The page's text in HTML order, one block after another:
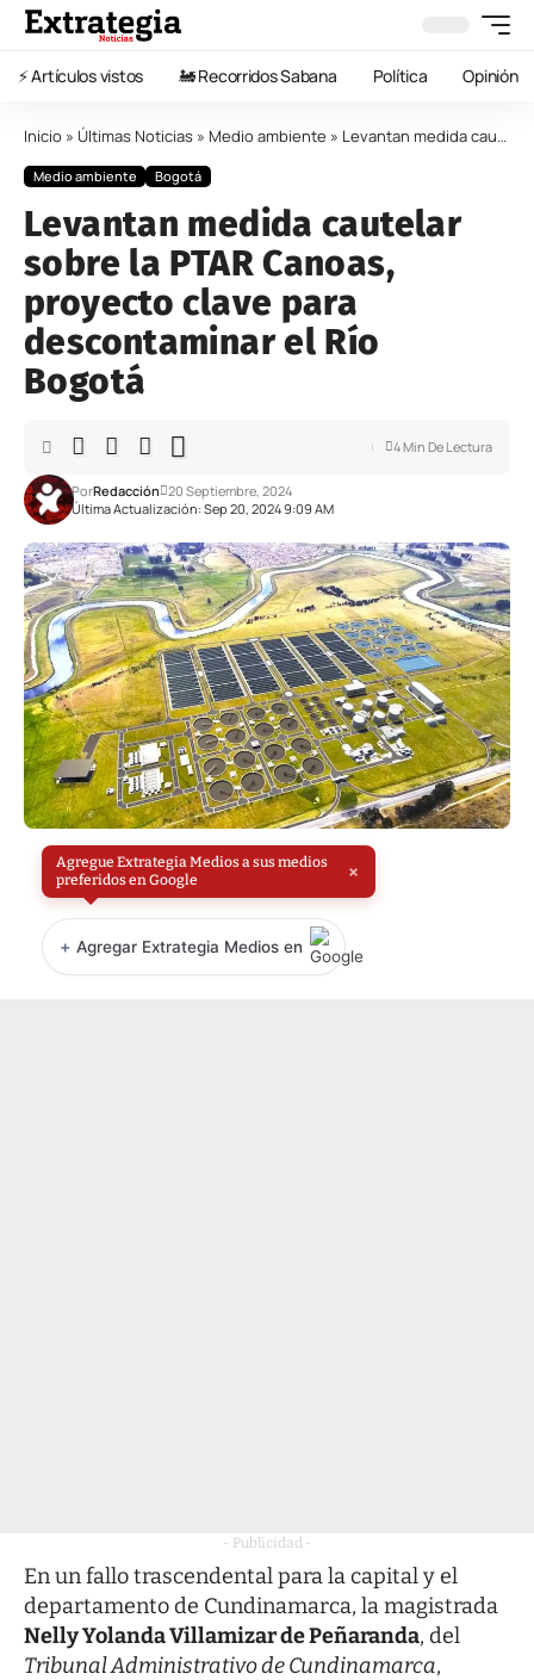
⚡️ Artículos vistos 🚂 Recorridos Sabana Política Opinión
Inicio » Últimas Noticias » Medio ambiente » Levantan medida cautelar sobre la PTAR Canoas, proyecto clave para descontaminar el Río Bogotá
Medio ambiente Bogotá
Levantan medida cautelar
sobre la PTAR Canoas,
proyecto clave para
descontaminar el Río
Bogotá
Última Actualización: Sep 20, 2024 9:09 AM
PorRedacción 20 Septiembre, 2024
4 Min De Lectura
Agregue Extrategia Medios a sus medios
preferidos en Google
×
+ Agregar Extrategia Medios en
- Publicidad -
En un fallo trascendental para la capital y el
departamento de Cundinamarca, la magistrada
Nelly Yolanda Villamizar de Peñaranda, del
Tribunal Administrativo de Cundinamarca,